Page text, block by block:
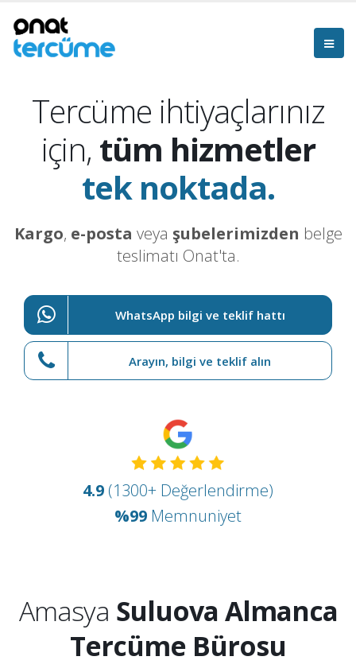
Tercüme ihtiyaçlarınız
için, tüm hizmetler
tek noktada.
Kargo, e-posta veya şubelerimizden belge
teslimatı Onat'ta.
WhatsApp bilgi ve teklif hattı
Arayın, bilgi ve teklif alın
4.9 (1300+ Değerlendirme)
%99 Memnuniyet
Amasya Suluova Almanca
Tercüme Bürosu